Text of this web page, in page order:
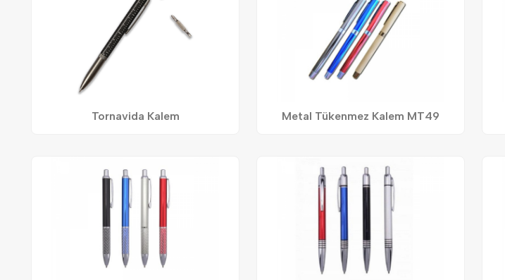
Tornavida Kalem Metal Tükenmez Kalem MT49